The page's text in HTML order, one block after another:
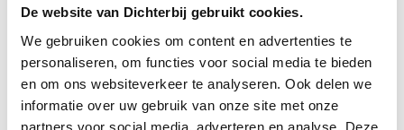
De website van Dichterbij gebruikt cookies.
We gebruiken cookies om content en advertenties te
personaliseren, om functies voor social media te bieden
en om ons websiteverkeer te analyseren. Ook delen we
informatie over uw gebruik van onze site met onze
partners voor social media, adverteren en analyse. Deze
Versoepeling in gebruik mondmaskers
E-health helpt Ben te doen waar hij zin in